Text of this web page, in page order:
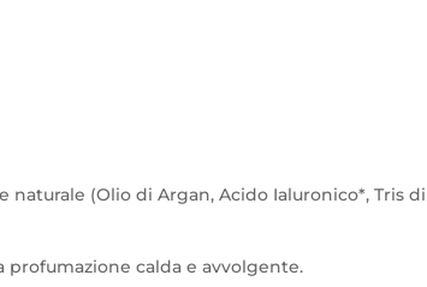
(Olio di Argan, Acido Ialuronico*, Tris
profumazione calda e avvolgente.